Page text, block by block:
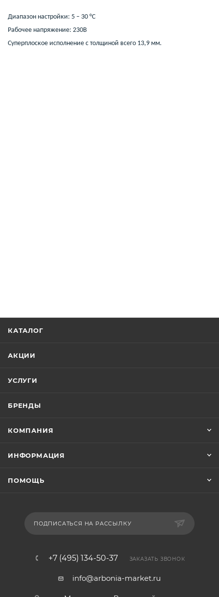
Диапазон настройки: 5 – 30 °C
Рабочее напряжение: 230В
Суперплоское исполнение с толщиной всего 13,9 мм.
КАТАЛОГ
АКЦИИ
УСЛУГИ
БРЕНДЫ
КОМПАНИЯ
ИНФОРМАЦИЯ
ПОМОЩЬ
ПОДПИСАТЬСЯ НА РАССЫЛКУ
+7 (495) 134-50-37 ЗАКАЗАТЬ ЗВОНОК
info@arbonia-market.ru